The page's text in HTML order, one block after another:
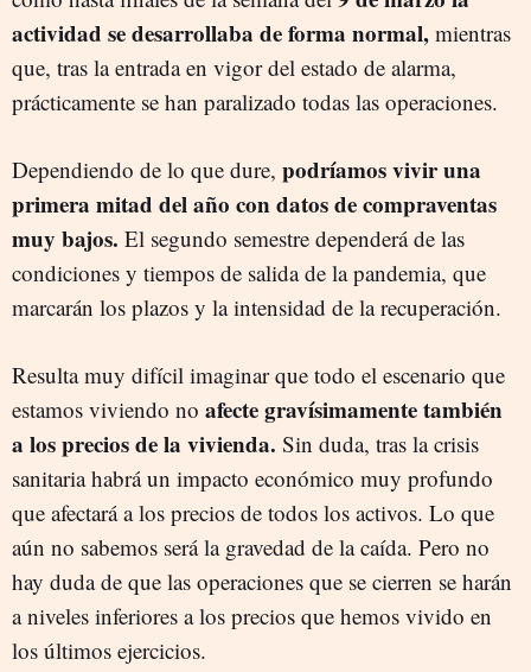
actividad se desarrollaba de forma normal, mientras
que, tras la entrada en vigor del estado de alarma,
prácticamente se han paralizado todas las operaciones.
Dependiendo de lo que dure, podríamos vivir una
primera mitad del año con datos de compraventas
muy bajos. El segundo semestre dependerá de las
condiciones y tiempos de salida de la pandemia, que
marcarán los plazos y la intensidad de la recuperación.
Resulta muy difícil imaginar que todo el escenario que
estamos viviendo no afecte gravísimamente también
a los precios de la vivienda. Sin duda, tras la crisis
sanitaria habrá un impacto económico muy profundo
que afectará a los precios de todos los activos. Lo que
aún no sabemos será la gravedad de la caída. Pero no
hay duda de que las operaciones que se cierren se harán
a niveles inferiores a los precios que hemos vivido en
los últimos ejercicios.